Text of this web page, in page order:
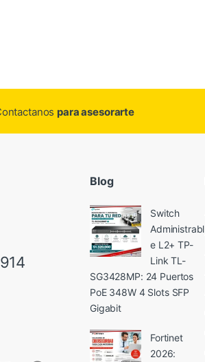
para asesorarte
Blog
Switch
Administrabl
e L2+ TP-
Link TL-
SG3428MP: 24 Puertos
PoE 348W 4 Slots SFP
Gigabit
Fortinet
2026: